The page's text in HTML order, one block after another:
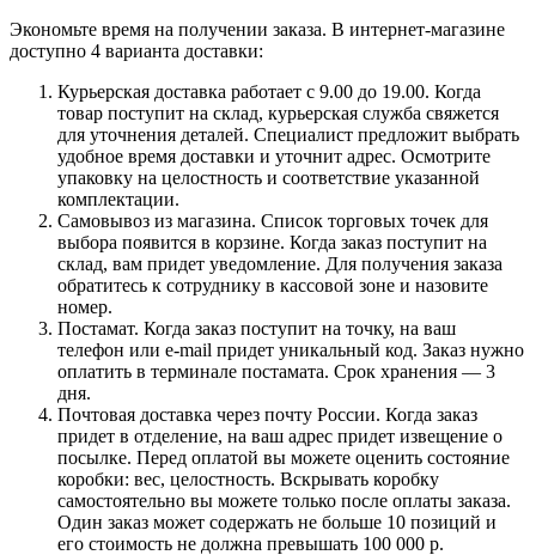
Экономьте время на получении заказа. В интернет-магазине
доступно 4 варианта доставки:
Курьерская доставка работает с 9.00 до 19.00. Когда
товар поступит на склад, курьерская служба свяжется
для уточнения деталей. Специалист предложит выбрать
удобное время доставки и уточнит адрес. Осмотрите
упаковку на целостность и соответствие указанной
комплектации.
Самовывоз из магазина. Список торговых точек для
выбора появится в корзине. Когда заказ поступит на
склад, вам придет уведомление. Для получения заказа
обратитесь к сотруднику в кассовой зоне и назовите
номер.
Постамат. Когда заказ поступит на точку, на ваш
телефон или e-mail придет уникальный код. Заказ нужно
оплатить в терминале постамата. Срок хранения — 3
дня.
Почтовая доставка через почту России. Когда заказ
придет в отделение, на ваш адрес придет извещение о
посылке. Перед оплатой вы можете оценить состояние
коробки: вес, целостность. Вскрывать коробку
самостоятельно вы можете только после оплаты заказа.
Один заказ может содержать не больше 10 позиций и
его стоимость не должна превышать 100 000 р.